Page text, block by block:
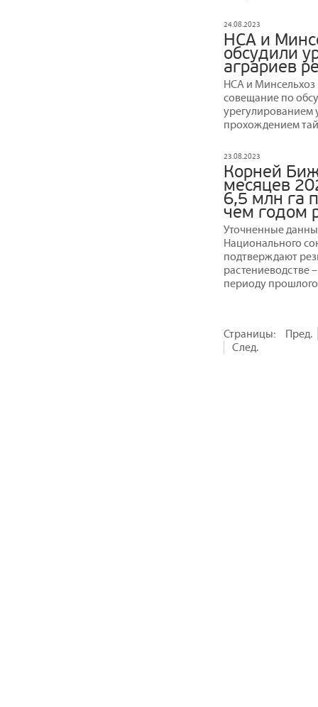
24.08.2023
НСА и
обсудили
аграриев
НСА и Минсельхоз
совещание по
урегулированием
прохождением
23.08.2023
Корней
месяцев
6,5 млн га
чем годом
Уточненные
Национального
подтверждают
растениеводстве
периоду прошлого
Страницы:
Пред.
След.